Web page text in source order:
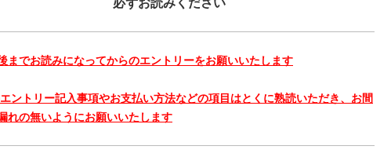
までお読みになってからのエントリーをお願いいたします
ントリー記入事項やお支払い方法などの項目はとくに熟読いただき、お間
れの無いようにお願いいたします